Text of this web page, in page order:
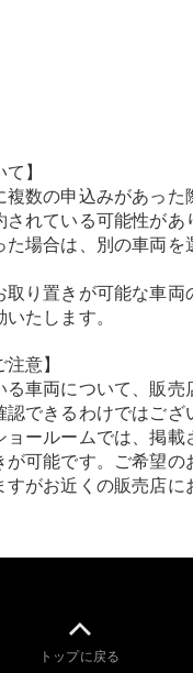
】
複数の申込みがあった
されている可能性があ
た場合は、別の車両を
取り置きが可能な車両
たします。
意】
る車両について、販売
できるわけではござ
ョールームでは、掲載
が可能です。ご希望の
がお近くの販売店に
トップに戻る